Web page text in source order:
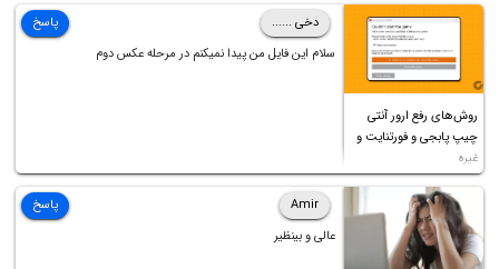
روش‌های رفع ارور آنتی
چیپ پابجی و فورتنایت و
غیره
دخی ......
سلام این فایل من پیدا نمیکنم در مرحله عکس دوم
پاسخ
Amir
عالی و بینظیر
پاسخ